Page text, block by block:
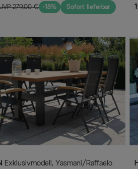
279,00 € -18% Sofort lieferbar